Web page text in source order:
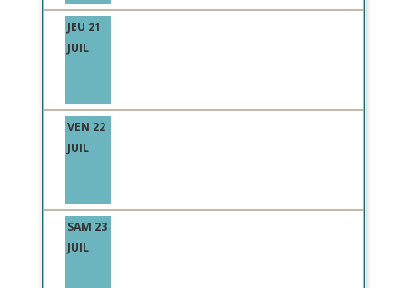
JEU 21
JUIL
VEN 22
JUIL
SAM 23
JUIL